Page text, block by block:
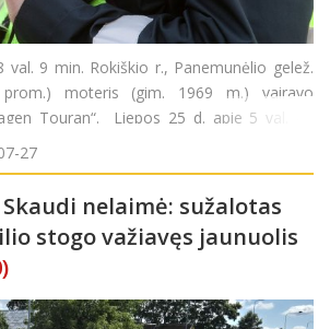
val. 9 min. Rokiškio r., Panemunėlio gelež.
moteris (gim. 1969 m.) vairavo
Touran“. Liepos 25 d. apie 5 val. 40
k., neblaivus (1,88 prom.) vyras (gim.
27
Skaudi nelaimė: sužalotas
stogo važiavęs jaunuolis